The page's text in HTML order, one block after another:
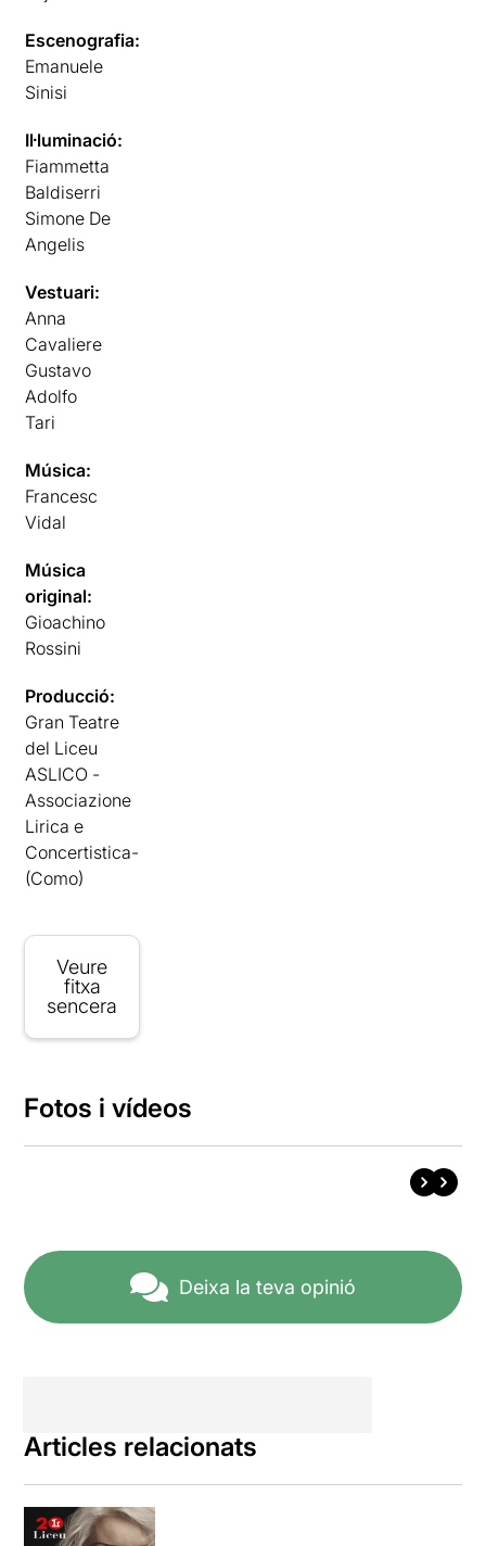
Escenografia:
Emanuele
Sinisi
Il·luminació:
Fiammetta
Baldiserri
Simone De
Angelis
Vestuari:
Anna
Cavaliere
Gustavo
Adolfo
Tari
Música:
Francesc
Vidal
Música
original:
Gioachino
Rossini
Producció:
Gran Teatre
del Liceu
ASLICO -
Associazione
Lirica e
Concertistica-
(Como)
Veure
fitxa
sencera
Fotos i vídeos
Deixa la teva opinió
Articles relacionats